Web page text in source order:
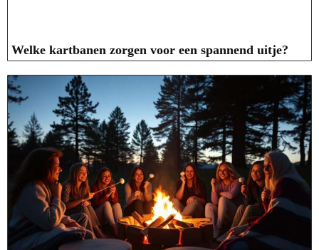
Welke kartbanen zorgen voor een spannend uitje?